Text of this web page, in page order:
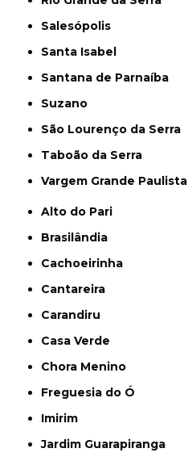
Salesópolis
Santa Isabel
Santana de Parnaíba
Suzano
São Lourenço da Serra
Taboão da Serra
Vargem Grande Paulista
Alto do Pari
Brasilândia
Cachoeirinha
Cantareira
Carandiru
Casa Verde
Chora Menino
Freguesia do Ó
Imirim
Jardim Guarapiranga